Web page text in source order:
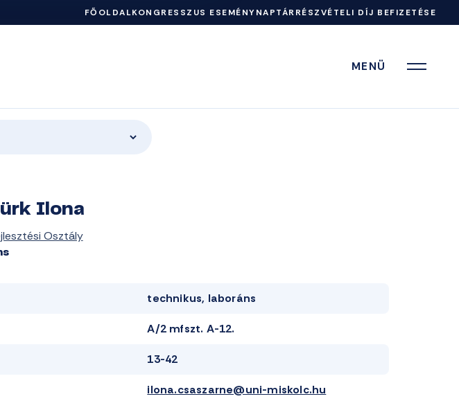
FŐOLDALKONGRESSZUS ESEMÉNYNAPTÁRRÉSZVÉTELI DÍJ BEFIZETÉSE
MENÜ
Ilona
Osztály
technikus, laboráns
A/2 mfszt. A-12.
13-42
ilona.csaszarne@uni-miskolc.hu